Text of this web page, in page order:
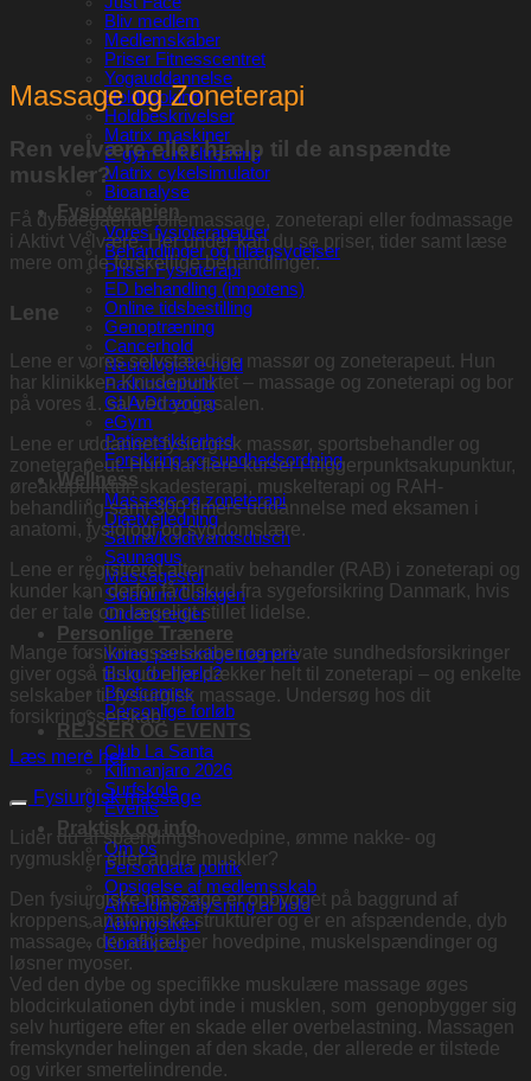
Bliv medlem
Medlemskaber
Priser Fitnesscentret
Yogauddannelse
Holdbooking
Holdbeskrivelser
Matrix maskiner
E-gym cirkeltræning
Matrix cykelsimulator
Bioanalyse
Fysioterapien
Vores fysioterapeuter
Behandlinger og tillægsydelser
Priser Fysioterapi
ED behandling (impotens)
Online tidsbestilling
Genoptræning
Cancerhold
Neurologiske hold
Parkinsonhold
GLA:Dtræning
eGym
Patientsikkerhed
Forsikring og sundhedsordning
Wellness
Massage og zoneterapi
Diætvejledning
Sauna/koldtvandsdusch
Saunagus
Massagestol
Solarium/Collagen
Ordensregler
Personlige Trænere
Vores personlige trænere
Brug for hjælp?
Bootcamps
Personlige forløb
REJSER OG EVENTS
Club La Santa
Kilimanjaro 2026
Surfskole
Events
Praktisk og info
Om os
Persondata politik
Opsigelse af medlemsskab
Afmelding/aflysning af hold
Åbningstider
Kontakt os
Massage og Zoneterapi
Ren velvære eller hjælp til de anspændte
muskler?
Få dybdegående oliemassage, zoneterapi eller fodmassage
i Aktivt Velvære. Her under kan du se priser, tider samt læse
mere om de forskellige behandlinger.
Lene
Lene er vores selvstændige massør og zoneterapeut. Hun
har klinikken Knudepunktet – massage og zoneterapi og bor
på vores 1. sal ved yogasalen.
Lene er uddannet fysiurgisk massør, sportsbehandler og
zoneterapeut. Hun har flere kurser i triggerpunktsakupunktur,
øreakupunktur, skadesterapi, muskelterapi og RAH-
behandling samt 300 timers uddannelse med eksamen i
anatomi, fysiologi og sygdomslære.
Lene er registreret alternativ behandler (RAB) i zoneterapi og
kunder kan derfor få tilskud fra sygeforsikring Danmark, hvis
der er tale om lægeligt stillet lidelse.
Mange forsikringsselskaber og private sundhedsforsikringer
giver også tilskud eller dækker helt til zoneterapi – og enkelte
selskaber til fysiurgisk massage. Undersøg hos dit
forsikringsselskab.
Læs mere her
Fysiurgisk massage
Lider du af spændingshovedpine, ømme nakke- og
rygmuskler eller andre muskler?
Den fysiurgiske massage er opbygget på baggrund af
kroppens anatomiske strukturer og er en afspændende, dyb
massage, der afhjælper hovedpine, muskelspændinger og
løsner myoser.
Ved den dybe og specifikke muskulære massage øges
blodcirkulationen dybt inde i musklen, som genopbygger sig
selv hurtigere efter en skade eller overbelastning. Massagen
fremskynder helingen af den skade, der allerede er tilstede
og virker smertelindrende.